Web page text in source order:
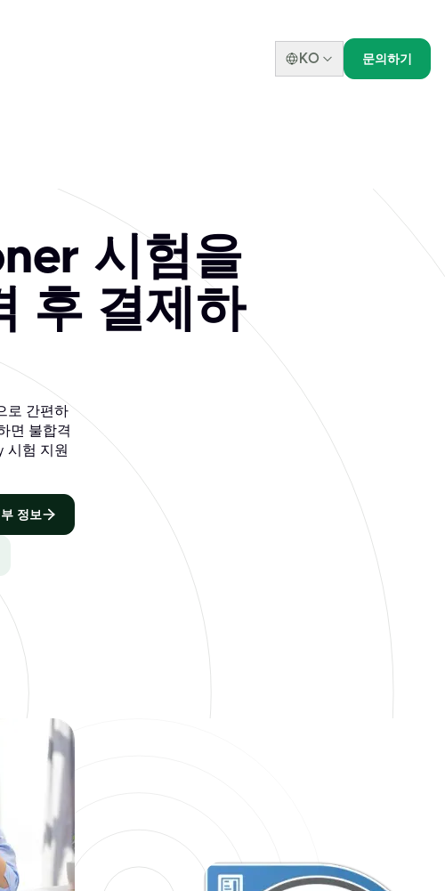
KO 문의하기
시험을
후 결제하
로 간편하
면 불합격
시험 지원
정보